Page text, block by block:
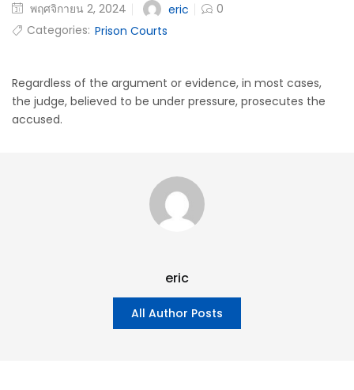
พฤศจิกายน 2, 2024 eric
0
Categories: Prison Courts
Regardless of the argument or evidence, in most cases,
the judge, believed to be under pressure, prosecutes the
accused.
eric
All Author Posts
Remember me
Lost password?